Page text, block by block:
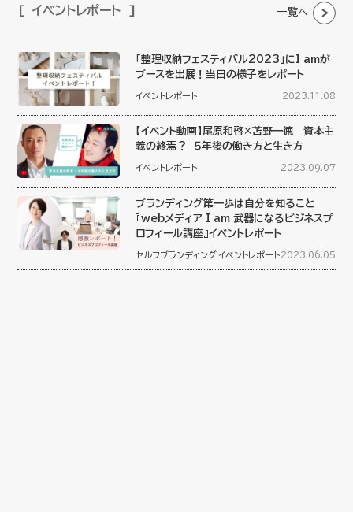
イベントレポート 一覧へ
「整理収納フェスティバル2023」にI amが
ブースを出展！当日の様子をレポート
イベントレポート 2023.11.08
【イベント動画】尾原和啓×苫野一徳 資本主
義の終焉？ ５年後の働き方と生き方
イベントレポート 2023.09.07
ブランディング第一歩は自分を知ること
『webメディア I am 武器になるビジネスプ
ロフィール講座』イベントレポート
セルフブランディング イベントレポート 2023.06.05